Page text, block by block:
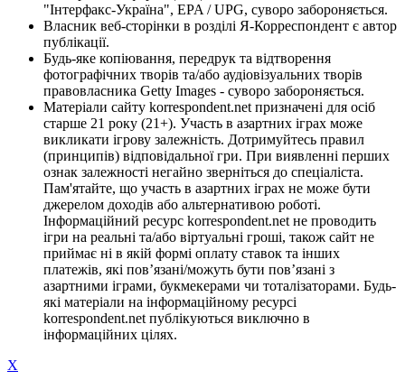
"Інтерфакс-Україна", EPA / UPG, суворо забороняється.
Власник веб-сторінки в розділі Я-Корреспондент є автор
публікації.
Будь-яке копіювання, передрук та відтворення
фотографічних творів та/або аудіовізуальних творів
правовласника Getty Images - суворо забороняється.
Матеріали сайту korrespondent.net призначені для осіб
старше 21 року (21+). Участь в азартних іграх може
викликати ігрову залежність. Дотримуйтесь правил
(принципів) відповідальної гри. При виявленні перших
ознак залежності негайно зверніться до спеціаліста.
Пам'ятайте, що участь в азартних іграх не може бути
джерелом доходів або альтернативою роботі.
Інформаційний ресурс korrespondent.net не проводить
ігри на реальні та/або віртуальні гроші, також сайт не
приймає ні в якій формі оплату ставок та інших
платежів, які пов’язані/можуть бути пов’язані з
азартними іграми, букмекерами чи тоталізаторами. Будь-
які матеріали на інформаційному ресурсі
korrespondent.net публікуються виключно в
інформаційних цілях.
X